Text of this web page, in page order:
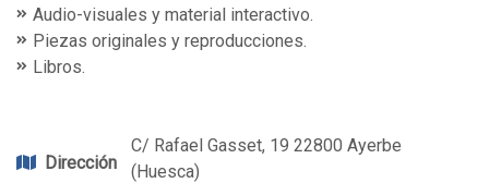
Audio-visuales y material interactivo.
Piezas originales y reproducciones.
Libros.
Dirección
C/ Rafael Gasset, 19 22800 Ayerbe
(Huesca)